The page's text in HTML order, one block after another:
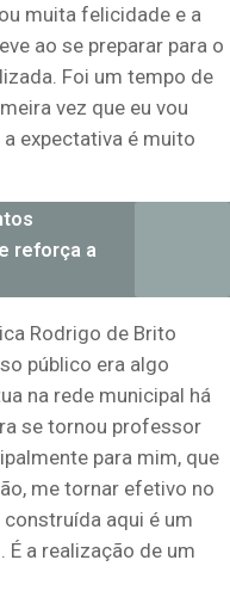
muita felicidade e a
ao se preparar para o
Foi um tempo de
vez que eu vou
expectativa é muito
reforça a
Rodrigo de Brito
público era algo
na rede municipal há
se tornou professor
para mim, que
me tornar efetivo no
aqui é um
a realização de um